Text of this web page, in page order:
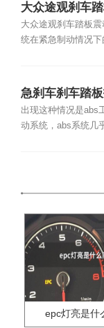
大众途观刹车
大众途观刹车踏板
统在紧急制动情况下
急刹车刹车踏
出现这种情况是abs
动系统，abs系统几
epc灯亮是什